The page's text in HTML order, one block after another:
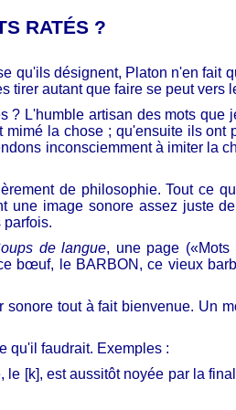
RATÉS ?
qu'ils désignent, Platon n'en fait
tirer autant que faire se peut vers
L'humble artisan des mots
la chose ; qu'ensuite ils
inconsciemment à imiter la
de philosophie. Tout ce
une image sonore assez juste
parfois.
de langue, une page
bœuf, le BARBON, ce vieux
tout à fait bienvenue. Un
qu'il faudrait. Exemples :
[k], est aussitôt noyée par la